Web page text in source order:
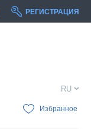
РЕГИСТРАЦИЯ
RU
Избранное